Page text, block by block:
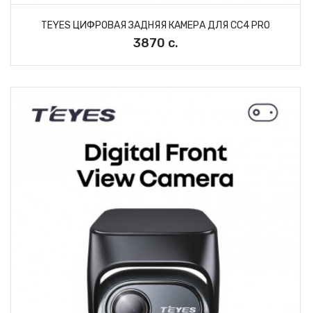
TEYES ЦИФРОВАЯ ЗАДНЯЯ КАМЕРА ДЛЯ CC4 PRO
3870 с.